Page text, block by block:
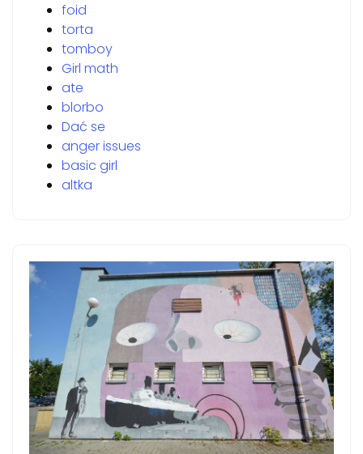
foid
torta
tomboy
Girl math
ate
blorbo
Dać se
anger issues
basic girl
altka